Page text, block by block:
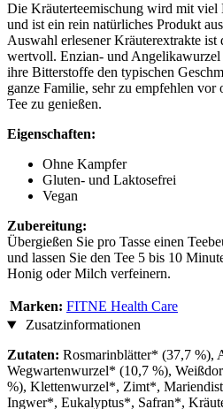
Die Kräuterteemischung wird mit viel
und ist ein rein natürliches Produkt
Auswahl erlesener Kräuterextrakte ist
wertvoll. Enzian- und Angelikawurzel
ihre Bitterstoffe den typischen
ganze Familie, sehr zu empfehlen vor
Tee zu genießen.
Eigenschaften:
Ohne Kampfer
Gluten- und Laktosefrei
Vegan
Zubereitung:
Übergießen Sie pro Tasse einen
und lassen Sie den Tee 5 bis 10
Honig oder Milch verfeinern.
Marken: FITNE Health Care
Zusatzinformationen
Zutaten: Rosmarinblätter* (37,7 %),
Wegwartenwurzel* (10,7 %),
%), Klettenwurzel*, Zimt*,
Ingwer*, Eukalyptus*, Safran*,